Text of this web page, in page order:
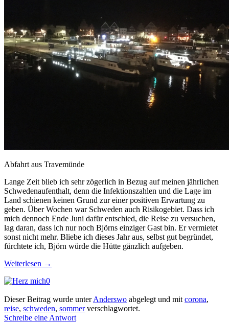
Abfahrt aus Travemünde
Lange Zeit blieb ich sehr zögerlich in Bezug auf meinen jährlichen
Schwedenaufenthalt, denn die Infektionszahlen und die Lage im
Land schienen keinen Grund zur einer positiven Erwartung zu
geben. Über Wochen war Schweden auch Risikogebiet. Dass ich
mich dennoch Ende Juni dafür entschied, die Reise zu versuchen,
lag daran, dass ich nur noch Björns einziger Gast bin. Er vermietet
sonst nicht mehr. Bliebe ich dieses Jahr aus, selbst gut begründet,
fürchtete ich, Björn würde die Hütte gänzlich aufgeben.
Weiterlesen →
0
Dieser Beitrag wurde unterAnderswo abgelegt und mit corona,
reise, schweden, sommerverschlagwortet.
Schreibe eine Antwort